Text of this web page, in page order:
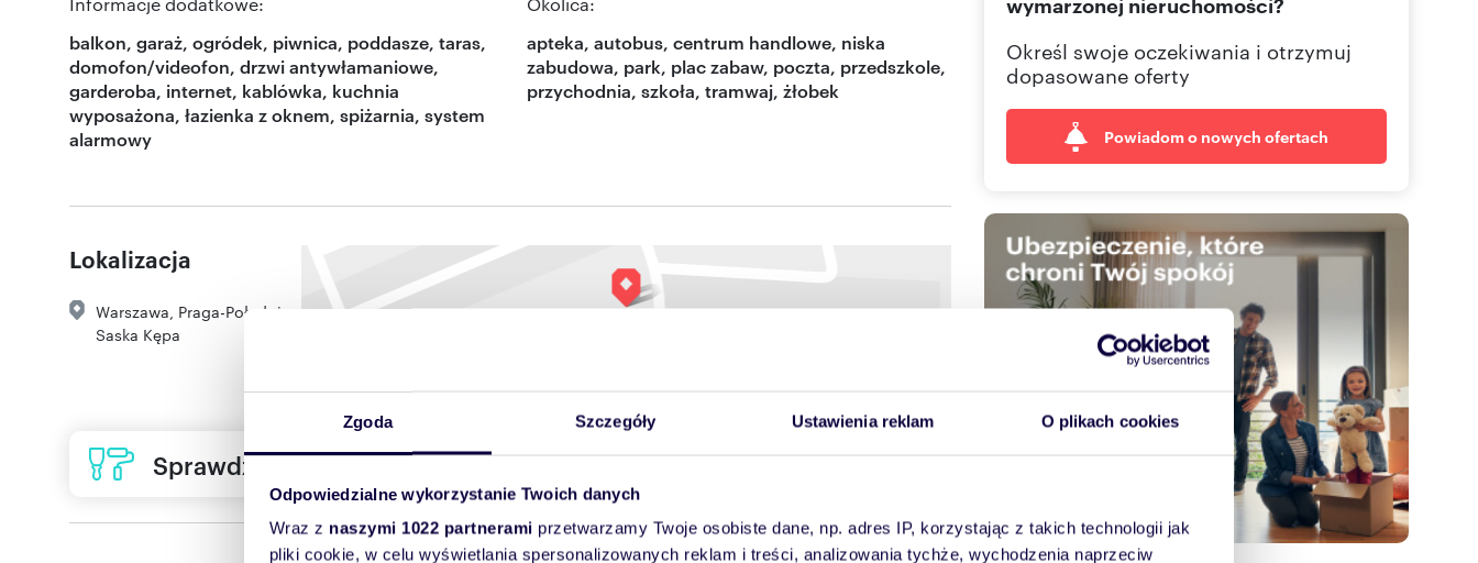
Zgoda Szczegóły Ustawienia reklam O plikach cookies
Odpowiedzialne wykorzystanie Twoich danych
Wraz z naszymi 1022 partnerami przetwarzamy Twoje osobiste dane, np. adres IP, korzystając z takich technologii jak
pliki cookie, w celu wyświetlania spersonalizowanych reklam i treści, analizowania tychże, wychodzenia naprzeciw
balkon, garaż, ogródek, piwnica, poddasze, taras,
domofon/videofon, drzwi antywłamaniowe,
garderoba, internet, kablówka, kuchnia
wyposażona, łazienka z oknem, spiżarnia, system
alarmowy
apteka, autobus, centrum handlowe, niska
zabudowa, park, plac zabaw, poczta, przedszkole,
przychodnia, szkoła, tramwaj, żłobek
Lokalizacja
Warszawa Praga-Południe
Saska Kępa
Sprawdź ofertę usług remontowych
Określ swoje oczekiwania i otrzymuj
dopasowane oferty
Powiadom o nowych ofertach